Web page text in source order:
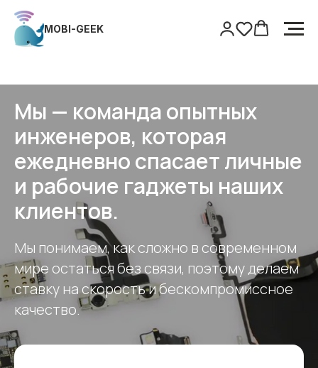
MOBI-GEEK
MOBI-GEEK
Мы — команда опытных
инженеров, которая
ежедневно спасает личные
и рабочие гаджеты наших
клиентов.
Мы понимаем, как сложно в современном
мире остаться без связи, поэтому делаем
ставку на скорость и бескомпромиссное
качество.